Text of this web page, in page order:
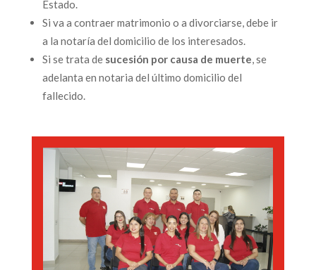
Estado.
Si va a contraer matrimonio o a divorciarse, debe ir
a la notaría del domicilio de los interesados.
Si se trata de sucesión por causa de muerte, se
adelanta en notaria del último domicilio del
fallecido.